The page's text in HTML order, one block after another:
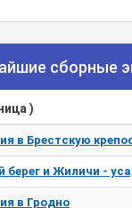
сборные
)
в Брестскую
берег и Жиличи -
в Гродно